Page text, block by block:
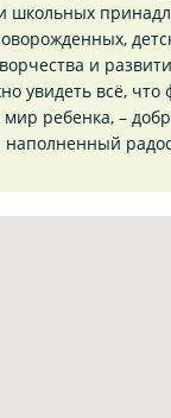
школьных
и
увидеть всё, что
ребенка, –
наполненный